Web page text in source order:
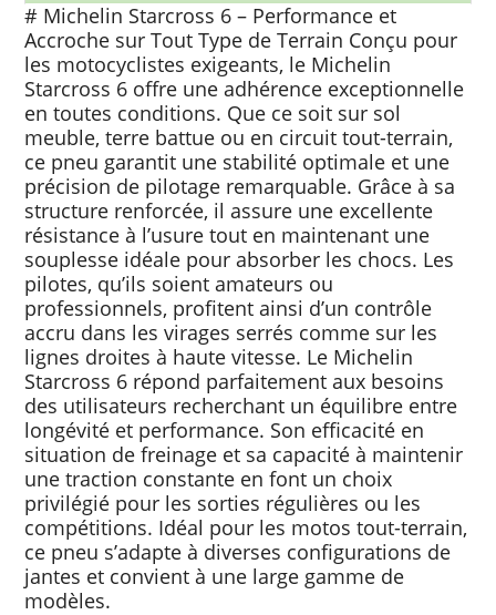
# Michelin Starcross 6 – Performance et
Accroche sur Tout Type de Terrain Conçu pour
les motocyclistes exigeants, le Michelin
Starcross 6 offre une adhérence exceptionnelle
en toutes conditions. Que ce soit sur sol
meuble, terre battue ou en circuit tout-terrain,
ce pneu garantit une stabilité optimale et une
précision de pilotage remarquable. Grâce à sa
structure renforcée, il assure une excellente
résistance à l’usure tout en maintenant une
souplesse idéale pour absorber les chocs. Les
pilotes, qu’ils soient amateurs ou
professionnels, profitent ainsi d’un contrôle
accru dans les virages serrés comme sur les
lignes droites à haute vitesse. Le Michelin
Starcross 6 répond parfaitement aux besoins
des utilisateurs recherchant un équilibre entre
longévité et performance. Son efficacité en
situation de freinage et sa capacité à maintenir
une traction constante en font un choix
privilégié pour les sorties régulières ou les
compétitions. Idéal pour les motos tout-terrain,
ce pneu s’adapte à diverses configurations de
jantes et convient à une large gamme de
modèles.